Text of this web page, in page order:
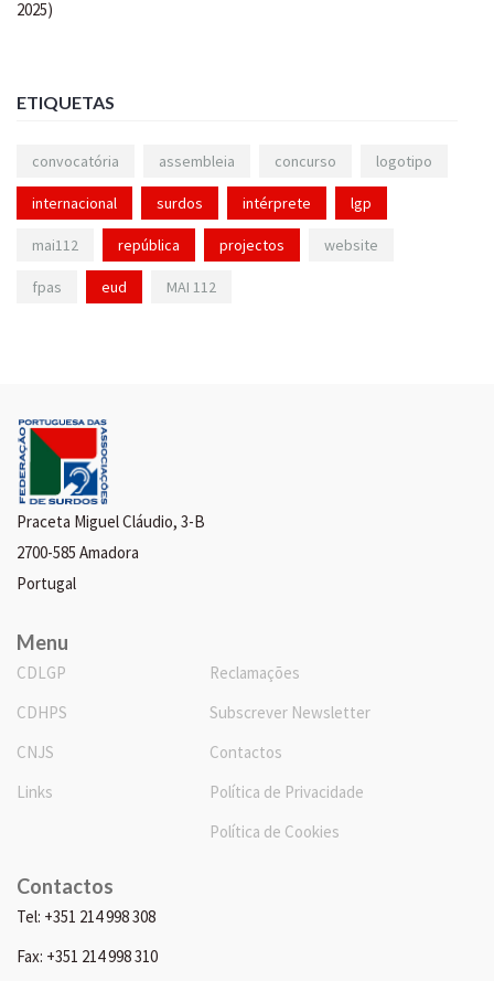
ETIQUETAS
convocatória assembleia concurso logotipo
internacional surdos intérprete lgp
mai112 república projectos website
fpas eud MAI 112
Praceta Miguel Cláudio, 3-B
2700-585 Amadora
Portugal
Menu
CDLGP
CDHPS
CNJS
Links
Reclamações
Subscrever Newsletter
Contactos
Política de Privacidade
Política de Cookies
Contactos
Tel: +351 214 998 308
Fax: +351 214 998 310